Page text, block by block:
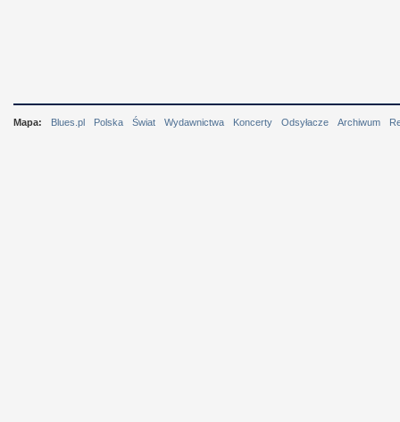
Mapa: Blues.pl Polska Świat Wydawnictwa Koncerty Odsyłacze Archiwum